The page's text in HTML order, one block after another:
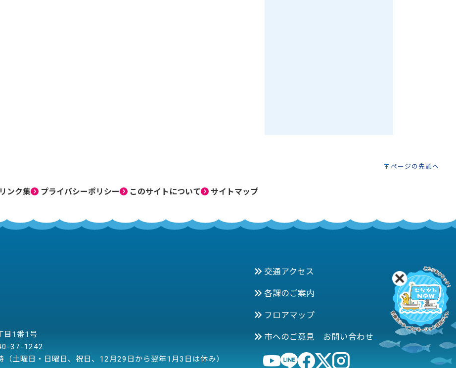
ページの先頭へ
リンク集 プライバシーポリシー このサイトについて サイトマップ
目1番1号
37-1242
土曜日・日曜日、祝日、12月29日から翌年1月3日は休み）
交通アクセス
各課のご案内
フロアマップ
市へのご意見 お問い合わせ